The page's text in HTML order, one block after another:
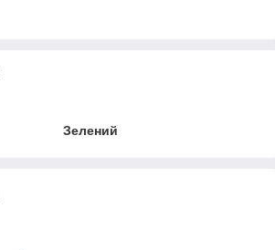
Зелений